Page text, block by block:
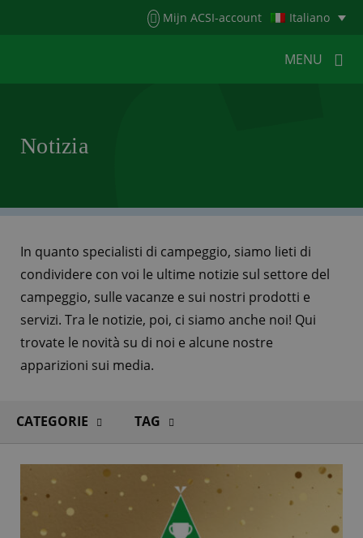
Mijn ACSI-account Italiano
MENU
PER I CAMPEGGINOTIZIA
ACSI WEBSHOPSERVIZIO CLIENTI
Notizia
In quanto specialisti di campeggio, siamo lieti di
condividere con voi le ultime notizie sul settore del
campeggio, sulle vacanze e sui nostri prodotti e
servizi. Tra le notizie, poi, ci siamo anche noi! Qui
trovate le novità su di noi e alcune nostre
apparizioni sui media.
CATEGORIE TAG